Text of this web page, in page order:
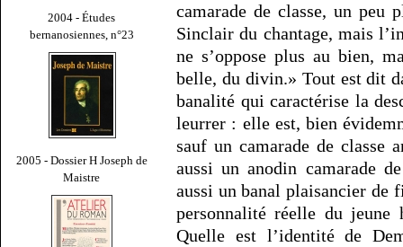
2004 - Études
bernanosiennes, n°23
2005 - Dossier H Joseph de
Maistre
camarade de classe, un peu
Sinclair du chantage, mais
ne s’oppose plus au bien,
belle, du divin.» Tout est dit
banalité qui caractérise la
leurrer : elle est, bien
sauf un camarade de classe
aussi un anodin camarade
aussi un banal plaisancier de
personnalité réelle du jeune
Quelle est l’identité de